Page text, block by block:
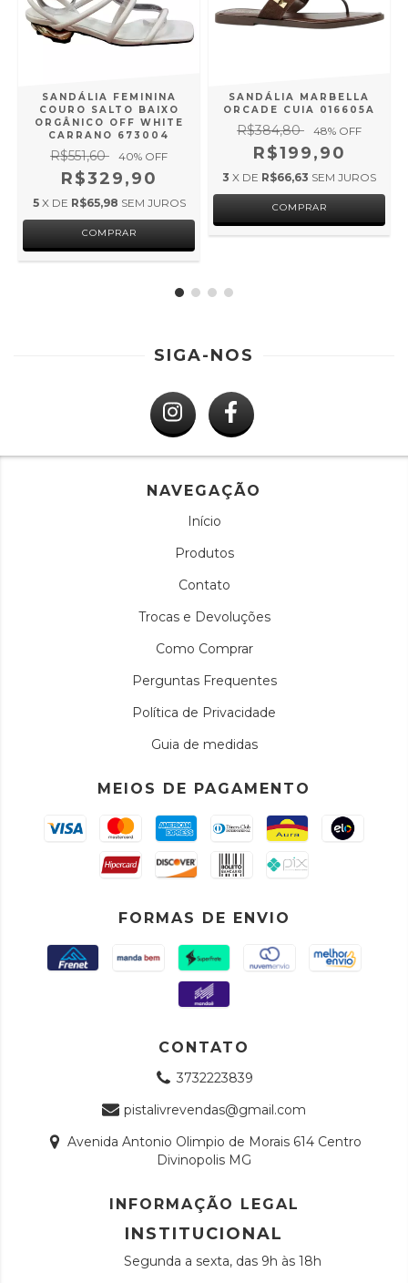
SANDÁLIA FEMININA
COURO SALTO BAIXO
ORGÂNICO OFF WHITE
CARRANO 673004
R$551,60 40% OFF
R$329,90
5 X DE R$65,98 SEM JUROS
COMPRAR
SANDÁLIA MARBELLA
ORCADE CUIA 016605A
R$384,80 48% OFF
R$199,90
3 X DE R$66,63 SEM JUROS
COMPRAR
SIGA-NOS
NAVEGAÇÃO
Início
Produtos
Contato
Trocas e Devoluções
Como Comprar
Perguntas Frequentes
Política de Privacidade
Guia de medidas
MEIOS DE PAGAMENTO
FORMAS DE ENVIO
CONTATO
3732223839
pistalivrevendas@gmail.com
Avenida Antonio Olimpio de Morais 614 Centro
Divinopolis MG
INFORMAÇÃO LEGAL
INSTITUCIONAL
Segunda a sexta, das 9h às 18h